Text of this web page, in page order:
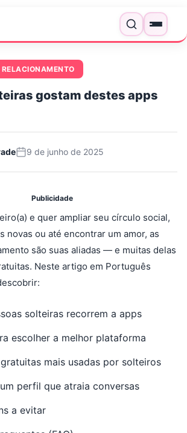
Menu
gostam destes apps
9 de junho de 2025
Publicidade
e quer ampliar seu círculo social,
novas ou até encontrar um amor, as
são suas aliadas — e muitas delas
Neste artigo em Português
solteiras recorrem a apps
escolher a melhor plataforma
mais usadas por solteiros
perfil que atraia conversas
a evitar